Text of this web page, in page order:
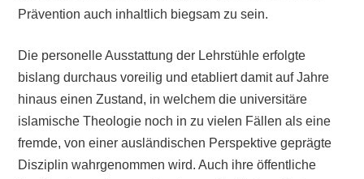
Prävention auch inhaltlich biegsam zu sein.
Die personelle Ausstattung der Lehrstühle erfolgte
bislang durchaus voreilig und etabliert damit auf Jahre
hinaus einen Zustand, in welchem die universitäre
islamische Theologie noch in zu vielen Fällen als eine
fremde, von einer ausländischen Perspektive geprägte
Disziplin wahrgenommen wird. Auch ihre öffentliche